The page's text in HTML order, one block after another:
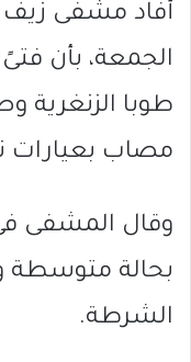
أفاد مشفى
طوبا الزنغرية
مصاب بعيارات
وقال المشفى
بحالة متوسطة
الشرطة.